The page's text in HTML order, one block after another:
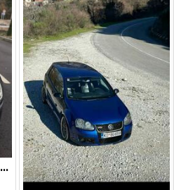
Volkswagen - Golf 5 - 1.9 TDI